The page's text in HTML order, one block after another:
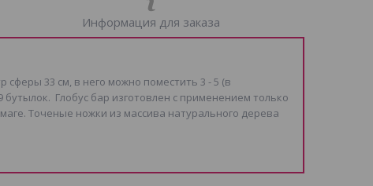
Информация для заказа
33 см, в него можно поместить 3 - 5 (в
Глобус бар изготовлен с применением только
Точеные ножки из массива натурального дерева